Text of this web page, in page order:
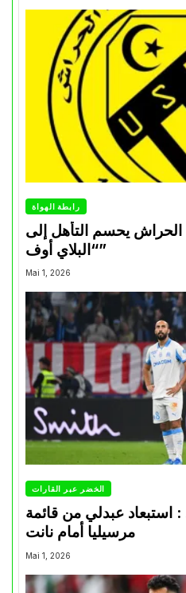
رابطة الهواة
الحراش يحسم التأهل إلى
“البلاي أوف”
Mai 1, 2026
الخضر عبر القارات
استبعاد عبدلي من قائمة
مرسيليا أمام نانت
Mai 1, 2026